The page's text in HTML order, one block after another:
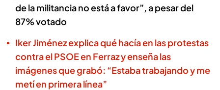
de la militancia no está a favor”, a pesar del
87% votado
Iker Jiménez explica qué hacía en las protestas
contra el PSOE en Ferraz y enseña las
imágenes que grabó: “Estaba trabajando y me
metí en primera línea”